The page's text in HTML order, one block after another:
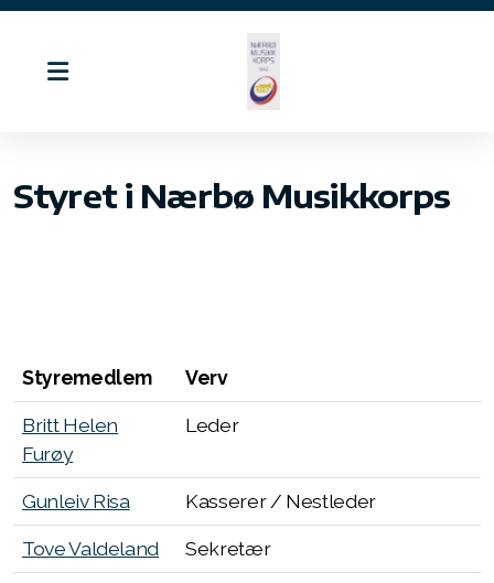
Styret i Nærbø Musikkorps
Styremedlem Verv
Britt Helen
Furøy
Leder
Gunleiv Risa Kasserer / Nestleder
Tove Valdeland Sekretær
Dirigenten vår
Kontakt oss
Øvinger